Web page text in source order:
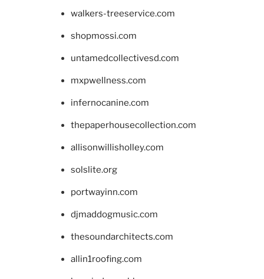
walkers-treeservice.com
shopmossi.com
untamedcollectivesd.com
mxpwellness.com
infernocanine.com
thepaperhousecollection.com
allisonwillisholley.com
solslite.org
portwayinn.com
djmaddogmusic.com
thesoundarchitects.com
allin1roofing.com